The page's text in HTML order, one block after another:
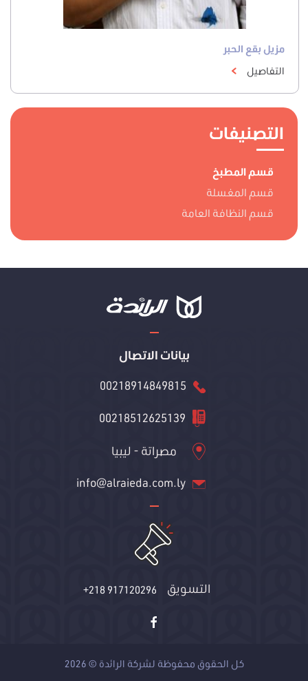
مزيل بقع الحبر
التفاصيل
التصنيفات
قسم المطبخ
قسم المغسلة
قسم النظافة العامة
بيانات الاتصال
00218914849815
00218512625139
مصراتة - ليبيا
info@alraieda.com.ly
التسويق +218 917120296
كل الحقوق محفوظة لشركة الرائدة © 2026